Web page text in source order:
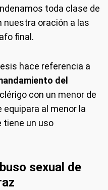
toda clase de
nuestra oración a las
final.
hace referencia a
del
con un menor de
equipara al menor la
tiene un uso
sexual de